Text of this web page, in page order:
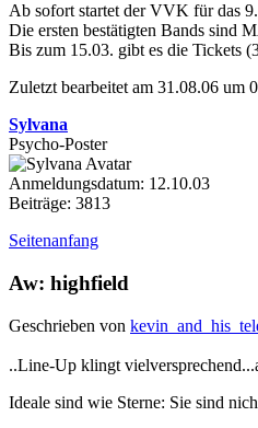
Ab sofort startet der VVK für das
Die ersten bestätigten Bands
Bis zum 15.03. gibt es die Tickets
Zuletzt bearbeitet am 31.08.06 um
Sylvana
Psycho-Poster
Anmeldungsdatum: 12.10.03
Beiträge: 3813
Seitenanfang
Aw: highfield
Geschrieben von
..Line-Up klingt
Ideale sind wie Sterne: Sie sind